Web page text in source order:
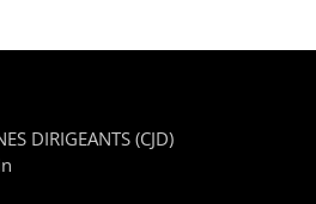
DIRIGEANTS (CJD)